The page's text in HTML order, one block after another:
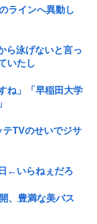
ラインへ異動し
ら泳げないと言っ
いたし
ね」「早稲田大学
TVのせいでジサ
←いらねぇだろ
、豊満な美バス